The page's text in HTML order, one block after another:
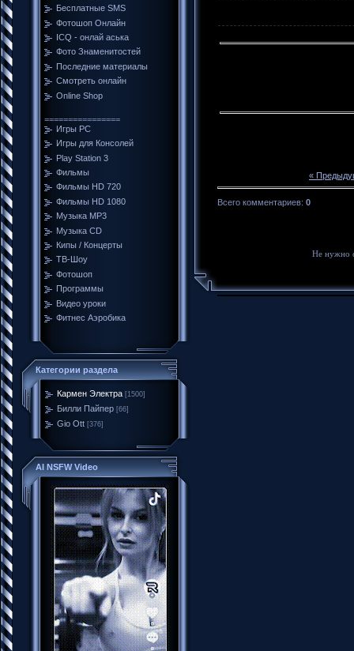
Бесплатные SMS
Фотошоп Онлайн
ICQ - онлай аська
Фото Знаменитостей
Последние материалы
Смотреть онлайн
Online Shop
================
Игры PC
Игры для Консолей
Play Station 3
Фильмы
Фильмы HD 720
Фильмы HD 1080
Музыка MP3
Музыка CD
Кипы / Концерты
ТВ-Шоу
Фотошоп
Программы
Видео уроки
Фитнес Аэробика
Категории раздела
Кармен Электра [1500]
Билли Пайпер [66]
Gio Ott [376]
AI NSFW Video
«
Всего комментариев: 0
Не нужно